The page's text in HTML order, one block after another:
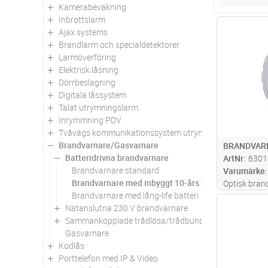
Kamerabevakning
Inbrottslarm
Ajax systems
Brandlarm och specialdetektorer
Larmöverföring
Elektrisk låsning
Dörrbeslagning
Digitala låssystem
Talat utrymningslarm
Inrymmning PDV
Tvåvägs kommunikationssystem utrymningsplats
Brandvarnare/Gasvarnare
Batteridrivna brandvarnare
Brandvarnare standard
Brandvarnare med inbyggt 10-års batteri
Brandvarnare med lång-life batteri
Nätanslutna 230 V brandvarnare
Sammankopplade trådlösa/trådbundna brandvarnare
Gasvarnare
Kodlås
Porttelefon med IP & Video
ArtNr
Varumärke
Optisk
års garanti
batteri.
det tystas